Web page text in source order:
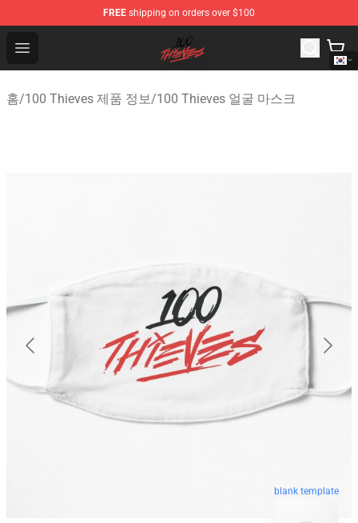
FREE shipping on orders over $100
Open menu
100 Thieves Shop - Official 100 Thieves Merchandise
홈/100 Thieves 제품 정보/100 Thieves 얼굴 마스크
blank template